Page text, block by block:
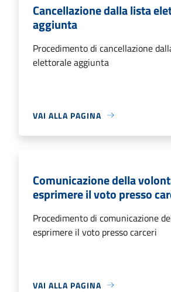
Cancellazione dalla lista
aggiunta
Procedimento di cancellazione
elettorale aggiunta
VAI ALLA PAGINA
Comunicazione della
esprimere il voto presso
Procedimento di comunicazione
esprimere il voto presso carceri
VAI ALLA PAGINA